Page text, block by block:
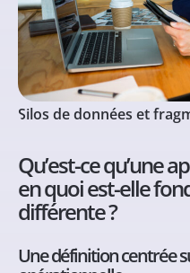
Silos de données et
Qu’est-ce qu’une
en quoi est-elle
différente ?
Une définition centrée